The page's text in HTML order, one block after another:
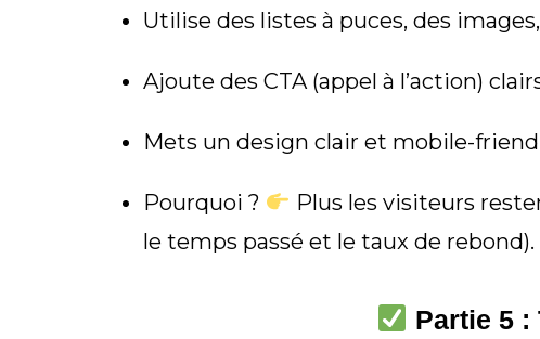
Utilise des listes à puces, des
Ajoute des CTA (appel à l’action)
Mets un design clair et mobile-
Pourquoi ?
Plus les visiteurs
le temps passé et le taux de rebond).
Partie 5 :